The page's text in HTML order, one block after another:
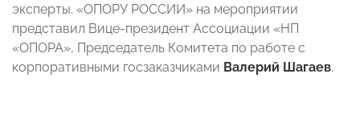
эксперты. «ОПОРУ РОССИИ» на мероприятии
представил Вице-президент Ассоциации «НП
«ОПОРА», Председатель Комитета по работе с
корпоративными госзаказчиками Валерий Шагаев.